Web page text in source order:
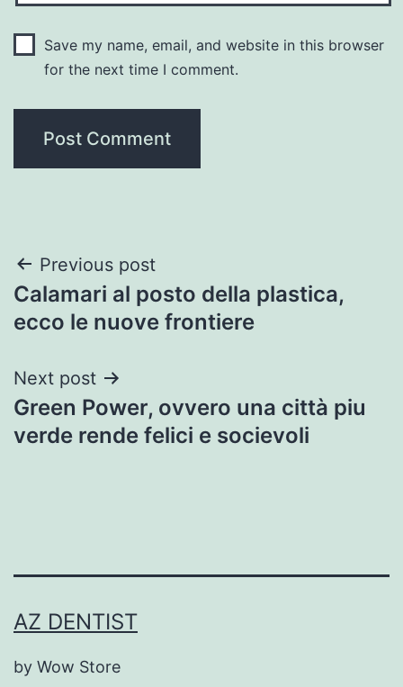
Save my name, email, and website in this browser
for the next time I comment.
Post
navigation
Previous post
Calamari al posto della plastica,
ecco le nuove frontiere
Next post
Green Power, ovvero una città piu
verde rende felici e socievoli
AZ DENTIST
by Wow Store